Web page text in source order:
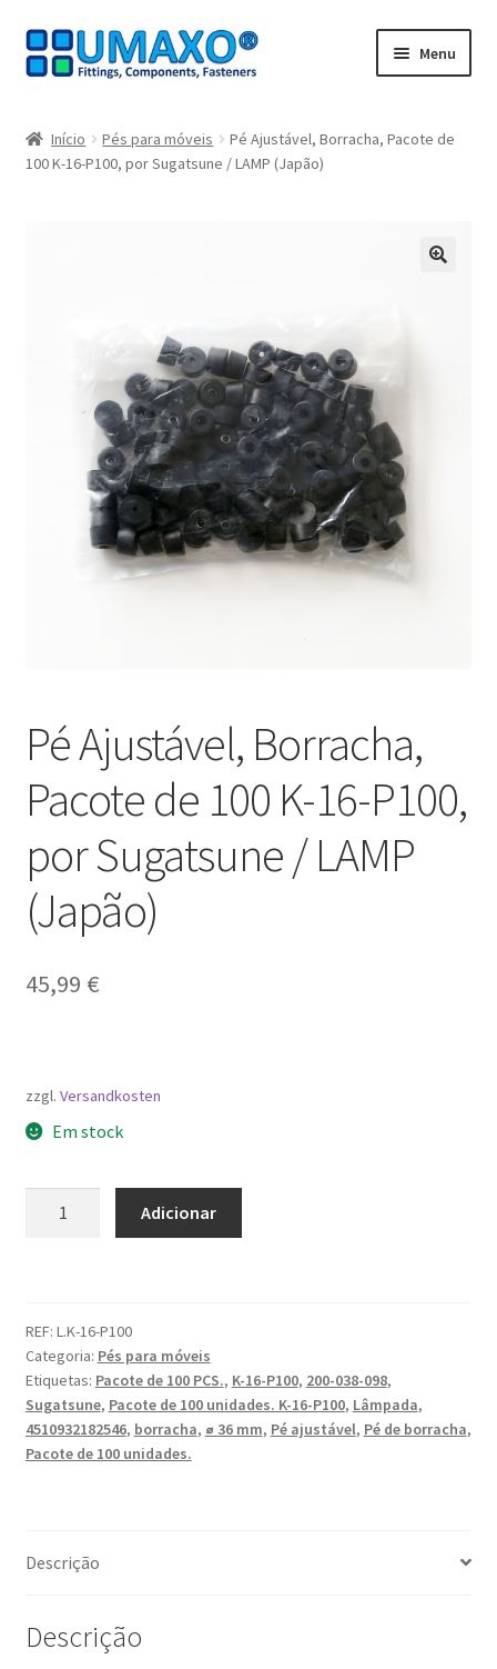
Ir
para
Saltar
para
Menu
A minha conta
Impressão
Navegação
Nossos parceiros
Política de cancelamento
TERMOS
Início Pés para móveis
Pé Ajustável, Borracha, Pacote de
100 K-16-P100, por Sugatsune / LAMP (Japão)
Pé Ajustável, Borracha,
Pacote de 100 K-16-P100,
por Sugatsune / LAMP
(Japão)
45,99 €
zzgl. Versandkosten
Em stock
Pacote
de
100
K-
16-
/
Adicionar
REF: L.K-16-P100
Categoria: Pés para móveis
Etiquetas: Pacote de 100 PCS., K-16-P100, 200-038-098,
Sugatsune, Pacote de 100 unidades. K-16-P100, Lâmpada,
4510932182546, borracha, ⌀ 36 mm, Pé ajustável, Pé de borracha,
Pacote de 100 unidades.
Descrição
Descrição